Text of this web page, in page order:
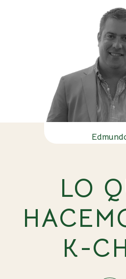
LO
K-